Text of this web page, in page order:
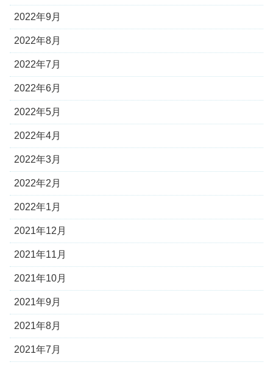
2022年9月
2022年8月
2022年7月
2022年6月
2022年5月
2022年4月
2022年3月
2022年2月
2022年1月
2021年12月
2021年11月
2021年10月
2021年9月
2021年8月
2021年7月